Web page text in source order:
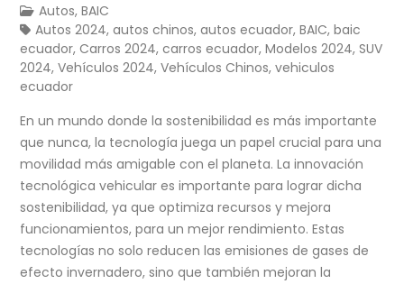
Autos,BAIC
Autos 2024,autos chinos,autos ecuador,BAIC,baic
ecuador,Carros 2024,carros ecuador,Modelos 2024,SUV
2024,Vehículos 2024,Vehículos Chinos,vehiculos
ecuador
En un mundo donde la sostenibilidad es más importante
que nunca, la tecnología juega un papel crucial para una
movilidad más amigable con el planeta. La innovación
tecnológica vehicular es importante para lograr dicha
sostenibilidad, ya que optimiza recursos y mejora
funcionamientos, para un mejor rendimiento. Estas
tecnologías no solo reducen las emisiones de gases de
efecto invernadero, sino que también mejoran la